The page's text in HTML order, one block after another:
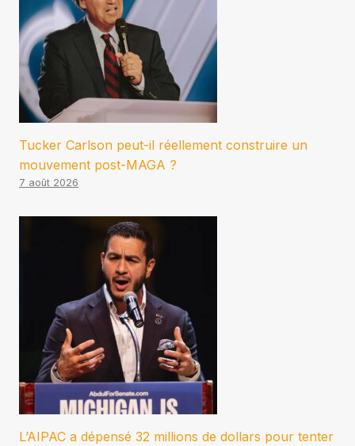
Tucker Carlson peut-il réellement construire un
mouvement post-MAGA ?
7 août 2026
L’AIPAC a dépensé 32 millions de dollars pour tenter